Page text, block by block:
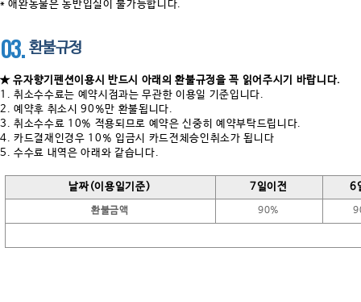
* 애완동물은 동반입실이 불가능합니다.
03. 환불규정
★ 유자향기펜션이용시 반드시 아래의 환불규정을 꼭 읽어주시기 바랍니다.
1. 취소수수료는 예약시점과는 무관한 이용일 기준입니다.
2. 예약후 취소시 90%만 환불됩니다.
3. 취소수수료 10% 적용되므로 예약은 신중히 예약부탁드립니다.
4. 카드결재인경우 10% 입금시 카드전체승인취소가 됩니다
5. 수수료 내역은 아래와 같습니다.
날짜(이용일기준) 7일이전 6
환불금액 90%